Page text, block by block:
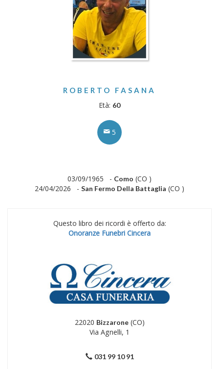
ROBERTO FASANA
Età: 60
5
03/09/1965 - Como (CO )
24/04/2026 - San Fermo Della Battaglia (CO )
Questo libro dei ricordi è offerto da:
Onoranze Funebri Cincera
22020 Bizzarone(CO)
Via Agnelli, 1
031 99 10 91